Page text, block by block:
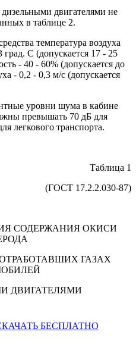
двигателями не
в таблице 2.
температура воздуха
C (допускается 17 - 25
- 40 - 60% (допускается до
- 0,2 - 0,3 м/с (допускается
уровни шума в кабине
превышать 70 дБ для
легкового транспорта.
Таблица 1
(ГОСТ 17.2.2.030-87)
СОДЕРЖАНИЯ ОКИСИ
ГАЗАХ
ДВИГАТЕЛЯМИ
БЕСПЛАТНО